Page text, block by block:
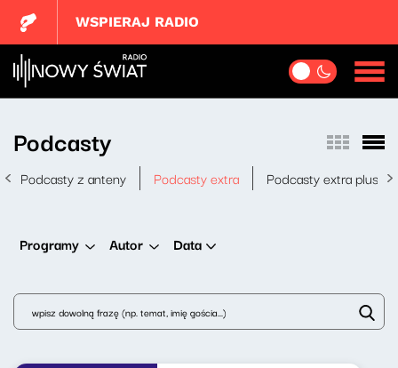
WSPIERAJ RADIO
Podcasty
Podcasty z anteny Podcasty extra Podcasty extra plus
Programy Autor Data